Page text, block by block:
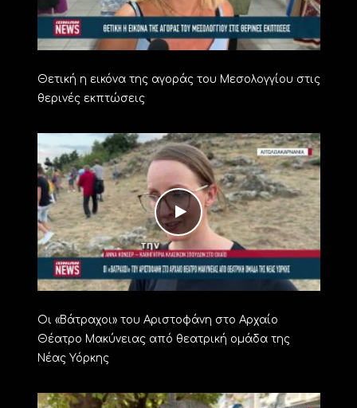
Θετική η εικόνα της αγοράς του Μεσολογγίου στις
θερινές εκπτώσεις
Οι «Βάτραχοι» του Αριστοφάνη στο Αρχαίο
Θέατρο Μακύνειας από θεατρική ομάδα της
Νέας Υόρκης